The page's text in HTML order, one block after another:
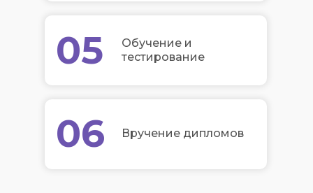
05
06
Обучение и
тестирование
Вручение дипломов